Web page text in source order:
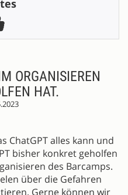
ORGANISIEREN
HAT.
ChatGPT alles kann und
bisher konkret geholfen
des Barcamps.
über die Gefahren
Gerne können wir